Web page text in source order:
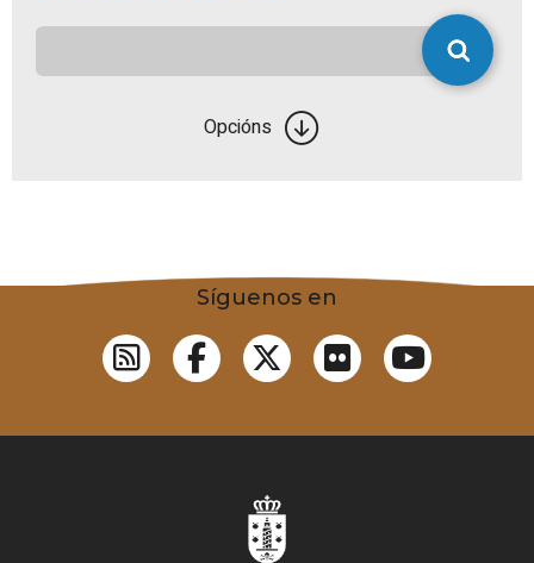
Opcións
Síguenos en